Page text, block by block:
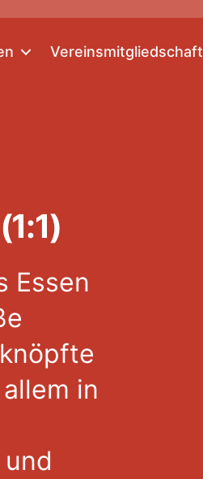
Vereinsmitgliedschaft
Essen
in